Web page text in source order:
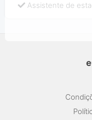
Assistente de